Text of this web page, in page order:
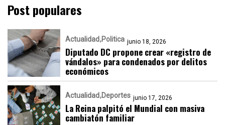
Post populares
Actualidad Politica junio 18, 2026
Diputado DC propone crear «registro de
vándalos» para condenados por delitos
económicos
Actualidad Deportes junio 17, 2026
La Reina palpitó el Mundial con masiva
cambiatón familiar